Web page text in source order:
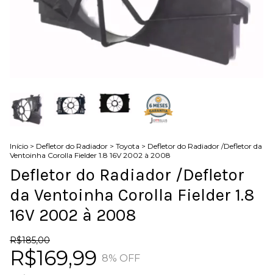
Início > Defletor do Radiador > Toyota > Defletor do Radiador /Defletor da
Ventoinha Corolla Fielder 1.8 16V 2002 à 2008
Defletor do Radiador /Defletor
da Ventoinha Corolla Fielder 1.8
16V 2002 à 2008
R$185,00
R$169,99 8% OFF